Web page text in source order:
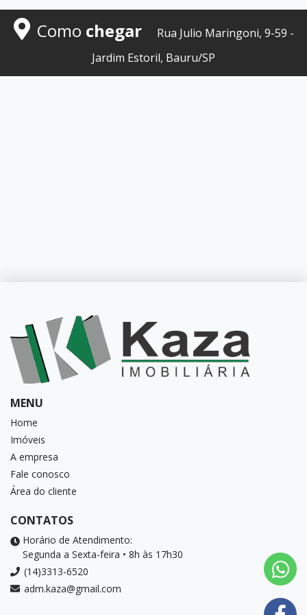
Como chegar
Rua Julio Maringoni, 9-59 -
Jardim Estoril, Bauru/SP
MENU
Home
Imóveis
A empresa
Fale conosco
Área do cliente
CONTATOS
Horário de Atendimento:
Segunda a Sexta-feira • 8h às 17h30
(14)3313-6520
adm.kaza@gmail.com